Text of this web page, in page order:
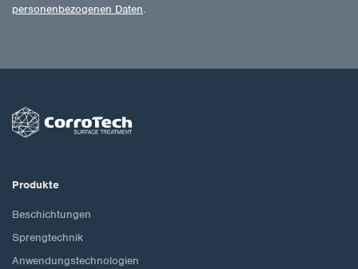
personenbezogenen Daten.
Produkte
Beschichtungen
Sprengtechnik
Anwendungstechnologien